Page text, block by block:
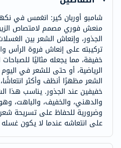
شامبو أوربان كير: انغمس في
منعش فوري مصمم لامتصاص
الجذور، وإنعاش الشعر بين
تركيبته على إنعاش فروة الرأس
خفيفة، مما يجعله مثاليًا للصباحات
الرياضية، أو حتى للشعر في
الشعر مظهرًا أنظف وأكثر
خفيفين عند الجذور. يناسب هذا
والدهني، والخفيف، والباهت،
وضرورية للحفاظ على تسريحة
على انتعاشه عندما لا يكون غسله